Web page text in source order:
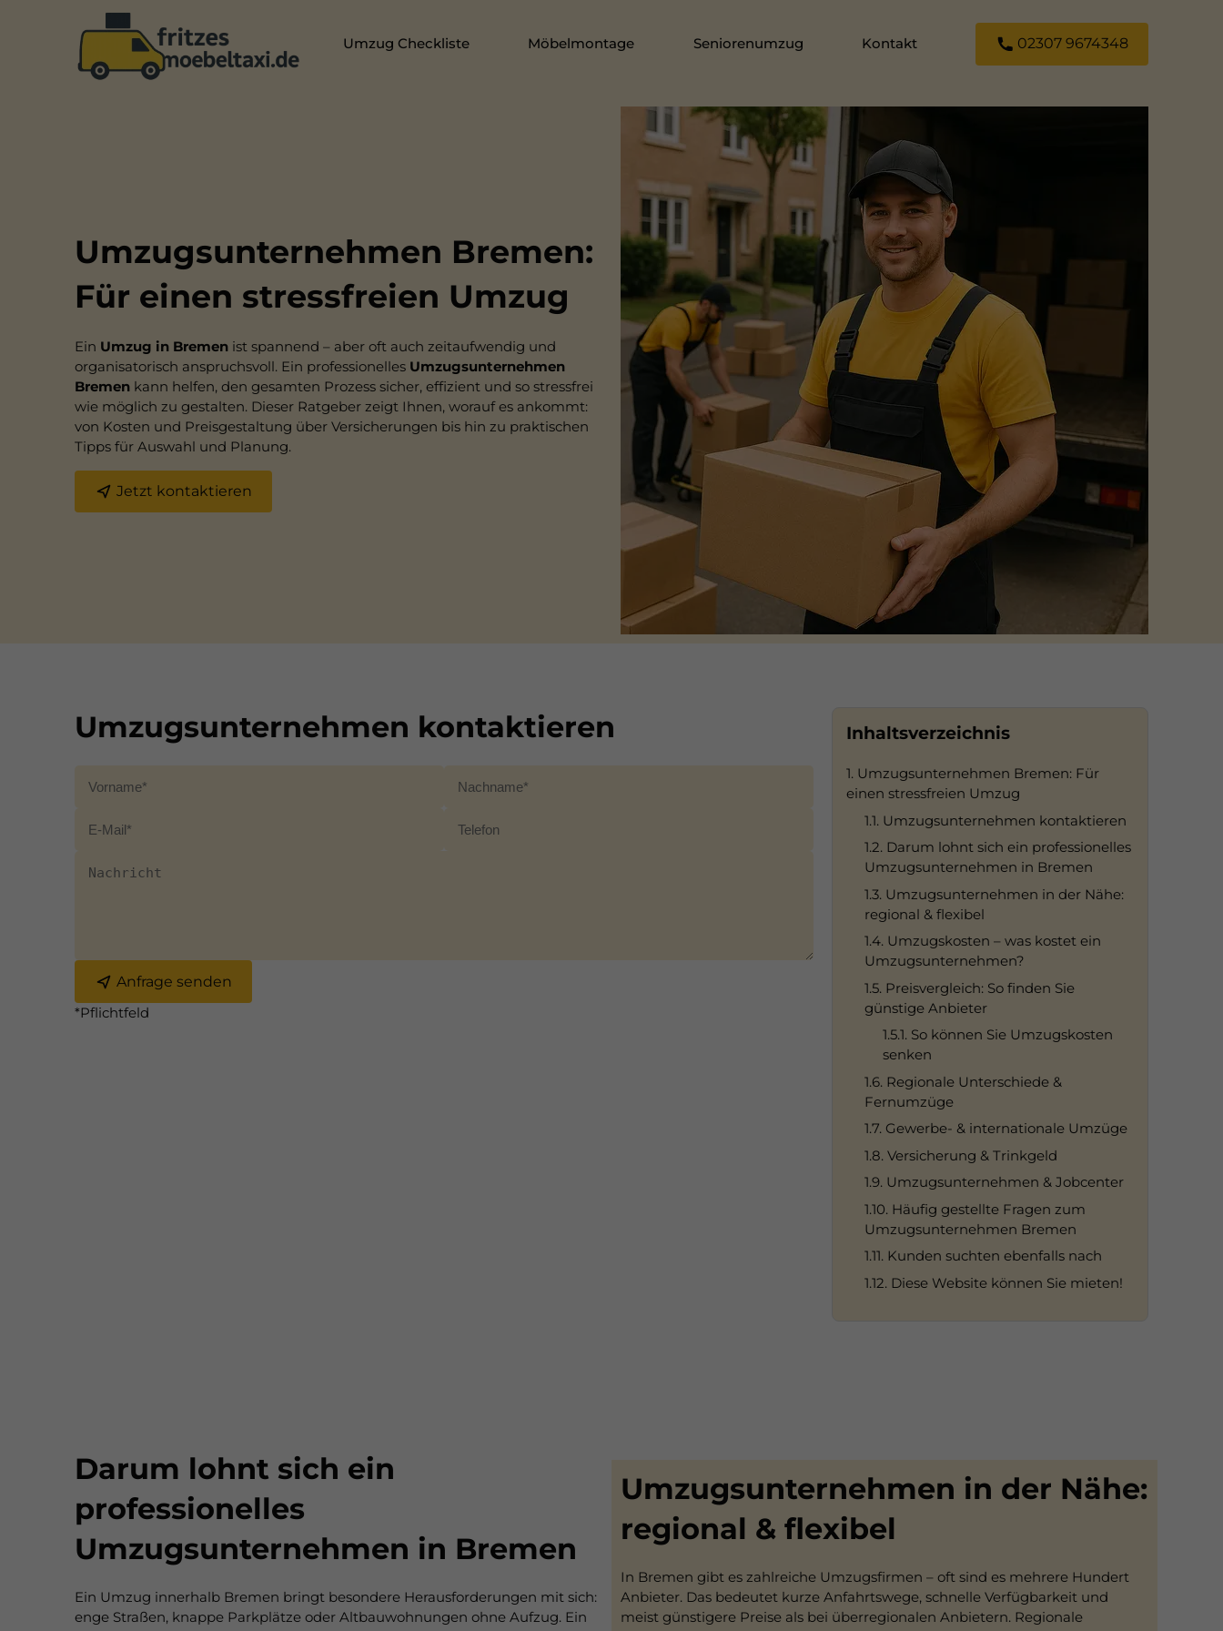
Umzug Checkliste Möbelmontage Seniorenumzug Kontakt 02307 9674348
Umzugsunternehmen Bremen:
Für einen stressfreien Umzug
Ein Umzug in Bremen ist spannend – aber oft auch zeitaufwendig und
organisatorisch anspruchsvoll. Ein professionelles Umzugsunternehmen
Bremen kann helfen, den gesamten Prozess sicher, effizient und so stressfrei
wie möglich zu gestalten. Dieser Ratgeber zeigt Ihnen, worauf es ankommt:
von Kosten und Preisgestaltung über Versicherungen bis hin zu praktischen
Tipps für Auswahl und Planung.
Jetzt kontaktieren
Umzugsunternehmen kontaktieren
Anfrage senden
*Pflichtfeld
Inhaltsverzeichnis
1. Umzugsunternehmen Bremen: Für
einen stressfreien Umzug
1.1. Umzugsunternehmen kontaktieren
1.2. Darum lohnt sich ein professionelles
Umzugsunternehmen in Bremen
1.3. Umzugsunternehmen in der Nähe:
regional & flexibel
1.4. Umzugskosten – was kostet ein
Umzugsunternehmen?
1.5. Preisvergleich: So finden Sie
günstige Anbieter
1.5.1. So können Sie Umzugskosten
senken
1.6. Regionale Unterschiede &
Fernumzüge
1.7. Gewerbe- & internationale Umzüge
1.8. Versicherung & Trinkgeld
1.9. Umzugsunternehmen & Jobcenter
1.10. Häufig gestellte Fragen zum
Umzugsunternehmen Bremen
1.11. Kunden suchten ebenfalls nach
1.12. Diese Website können Sie mieten!
Darum lohnt sich ein
professionelles
Umzugsunternehmen in Bremen
Ein Umzug innerhalb Bremen bringt besondere Herausforderungen mit sich:
enge Straßen, knappe Parkplätze oder Altbauwohnungen ohne Aufzug. Ein
Umzugsunternehmen in der Nähe:
regional & flexibel
In Bremen gibt es zahlreiche Umzugsfirmen – oft sind es mehrere Hundert
Anbieter. Das bedeutet kurze Anfahrtswege, schnelle Verfügbarkeit und
meist günstigere Preise als bei überregionalen Anbietern. Regionale